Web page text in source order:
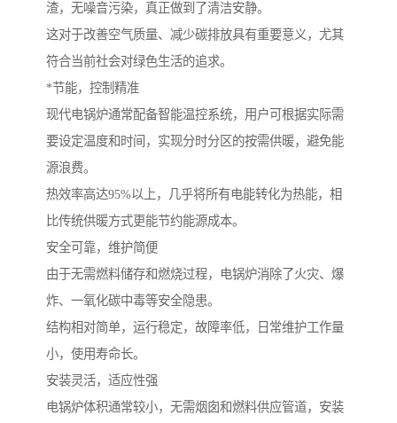
渣，无噪音污染，真正做到了清洁安静。
这对于改善空气质量、减少碳排放具有重要意义，尤其
符合当前社会对绿色生活的追求。
*节能，控制精准
现代电锅炉通常配备智能温控系统，用户可根据实际需
要设定温度和时间，实现分时分区的按需供暖，避免能
源浪费。
热效率高达95%以上，几乎将所有电能转化为热能，相
比传统供暖方式更能节约能源成本。
安全可靠，维护简便
由于无需燃料储存和燃烧过程，电锅炉消除了火灾、爆
炸、一氧化碳中毒等安全隐患。
结构相对简单，运行稳定，故障率低，日常维护工作量
小，使用寿命长。
安装灵活，适应性强
电锅炉体积通常较小，无需烟囱和燃料供应管道，安装